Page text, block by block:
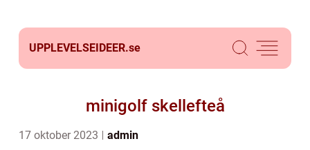
UPPLEVELSEIDEER.se
minigolf skellefteå
17 oktober 2023 admin